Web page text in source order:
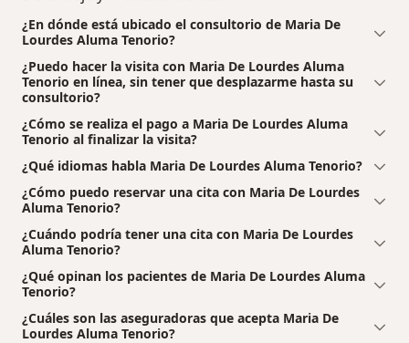
¿En dónde está ubicado el consultorio de Maria De
Lourdes Aluma Tenorio?
¿Puedo hacer la visita con Maria De Lourdes Aluma
Tenorio en línea, sin tener que desplazarme hasta su
consultorio?
¿Cómo se realiza el pago a Maria De Lourdes Aluma
Tenorio al finalizar la visita?
¿Qué idiomas habla Maria De Lourdes Aluma Tenorio?
¿Cómo puedo reservar una cita con Maria De Lourdes
Aluma Tenorio?
¿Cuándo podría tener una cita con Maria De Lourdes
Aluma Tenorio?
¿Qué opinan los pacientes de Maria De Lourdes Aluma
Tenorio?
¿Cuáles son las aseguradoras que acepta Maria De
Lourdes Aluma Tenorio?